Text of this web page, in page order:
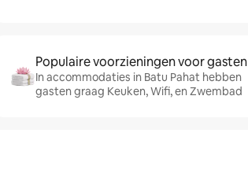
Populaire voorzieningen voor gasten
In accommodaties in Batu Pahat hebben
gasten graag Keuken, Wifi, en Zwembad